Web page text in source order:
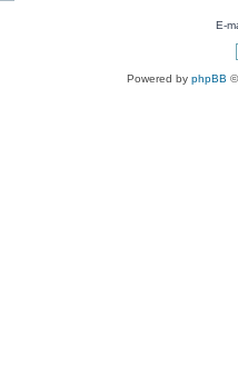
E-
Powered by phpBB